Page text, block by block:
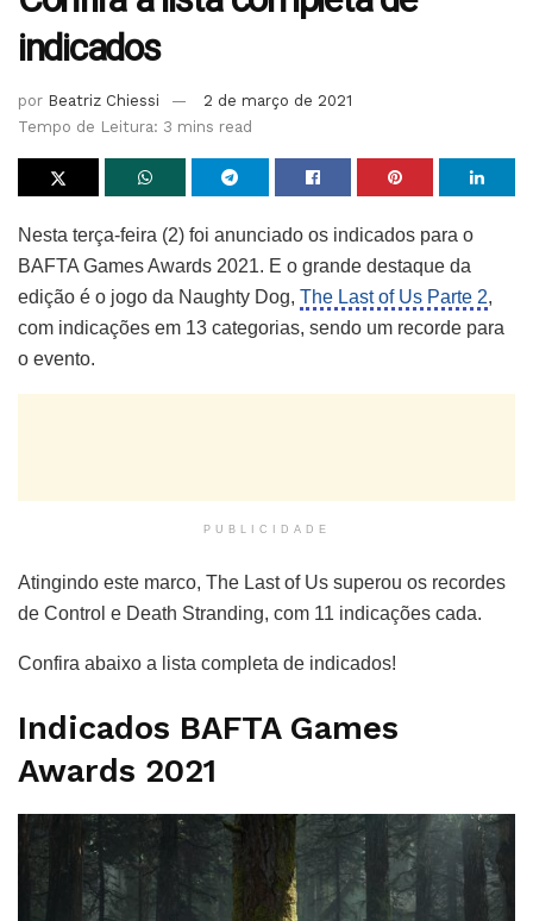
indicados
por Beatriz Chiessi
2 de março de 2021
Tempo de Leitura: 3 mins read
Nesta terça-feira (2) foi anunciado os indicados para o
BAFTA Games Awards 2021. E o grande destaque da
edição é o jogo da Naughty Dog, The Last of Us Parte 2,
com indicações em 13 categorias, sendo um recorde para
o evento.
PUBLICIDADE
Atingindo este marco, The Last of Us superou os recordes
de Control e Death Stranding, com 11 indicações cada.
Confira abaixo a lista completa de indicados!
Indicados BAFTA Games
Awards 2021